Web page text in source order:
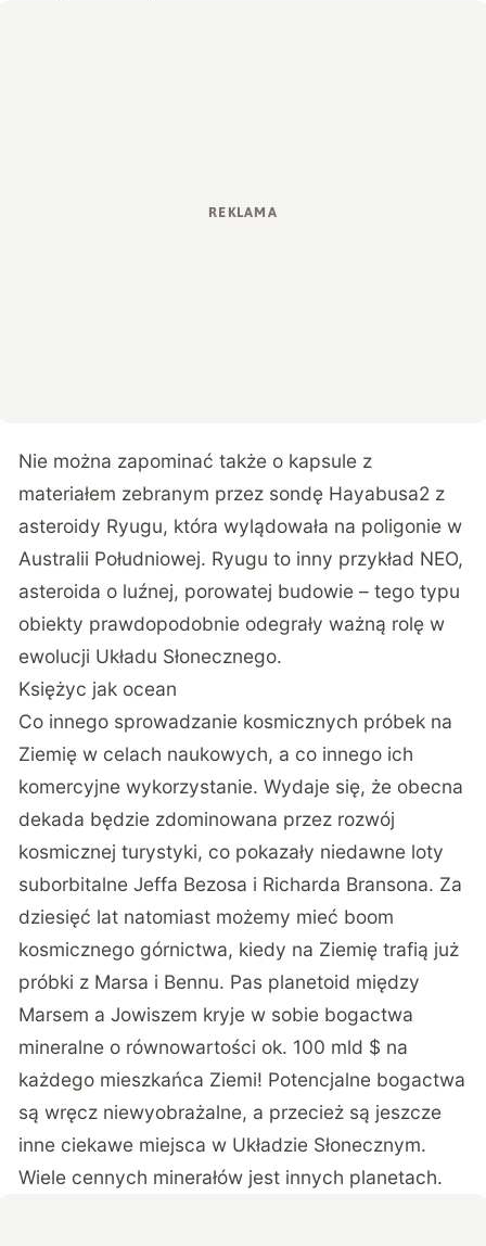
Nie można zapominać także o kapsule z
materiałem zebranym przez sondę Hayabusa2 z
asteroidy Ryugu, która wylądowała na poligonie w
Australii Południowej. Ryugu to inny przykład NEO,
asteroida o luźnej, porowatej budowie – tego typu
obiekty prawdopodobnie odegrały ważną rolę w
ewolucji Układu Słonecznego.
Księżyc jak ocean
Co innego sprowadzanie kosmicznych próbek na
Ziemię w celach naukowych, a co innego ich
komercyjne wykorzystanie. Wydaje się, że obecna
dekada będzie zdominowana przez rozwój
kosmicznej turystyki, co pokazały niedawne loty
suborbitalne Jeffa Bezosa i Richarda Bransona. Za
dziesięć lat natomiast możemy mieć boom
kosmicznego górnictwa, kiedy na Ziemię trafią już
próbki z Marsa i Bennu. Pas planetoid między
Marsem a Jowiszem kryje w sobie bogactwa
mineralne o równowartości ok. 100 mld $ na
każdego mieszkańca Ziemi! Potencjalne bogactwa
są wręcz niewyobrażalne, a przecież są jeszcze
inne ciekawe miejsca w Układzie Słonecznym.
Wiele cennych minerałów jest innych planetach.